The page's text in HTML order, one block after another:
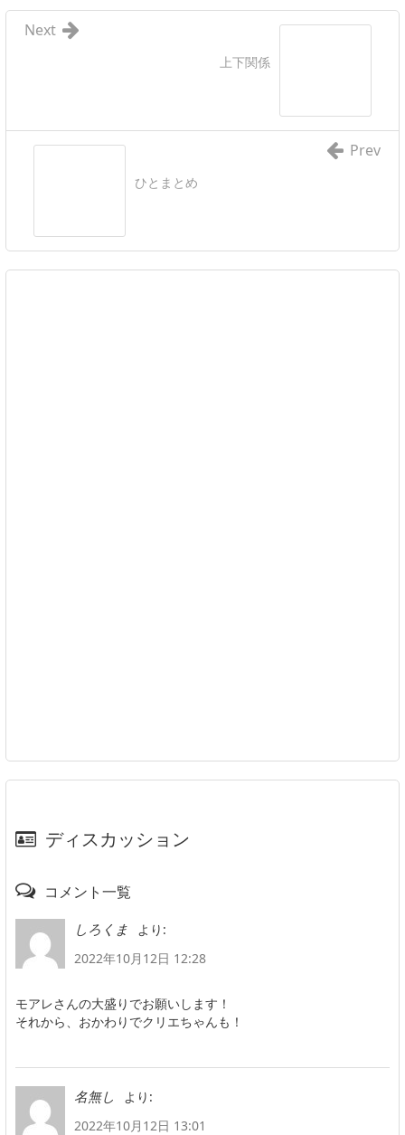
上下関係
Next
ひとまとめ
Prev
ディスカッション
コメント一覧
しろくま
より:
2022年10月12日 12:28
モアレさんの大盛りでお願いします！
それから、おかわりでクリエちゃんも！
名無し
より:
2022年10月12日 13:01